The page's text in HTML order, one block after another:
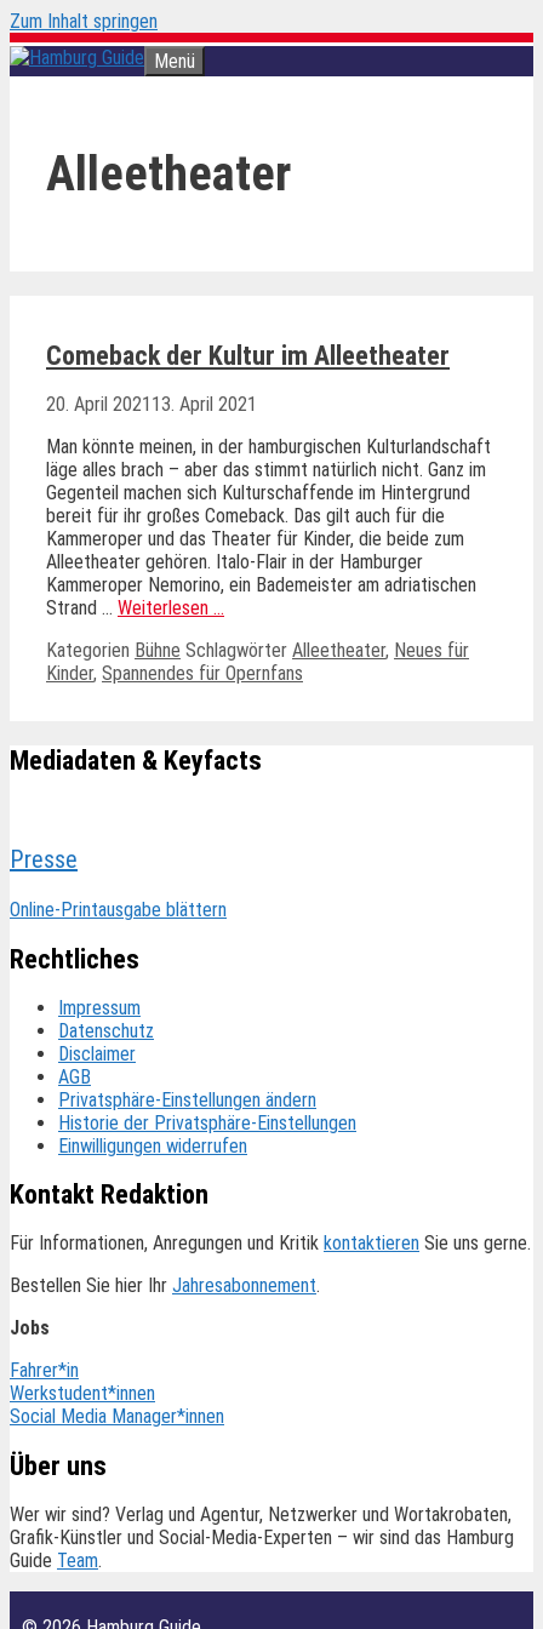
Zum Inhalt springen
Menü
Alleetheater
Comeback der Kultur im Alleetheater
20. April 2021 13. April 2021
Man könnte meinen, in der hamburgischen Kulturlandschaft
läge alles brach – aber das stimmt natürlich nicht. Ganz im
Gegenteil machen sich Kulturschaffende im Hintergrund
bereit für ihr großes Comeback. Das gilt auch für die
Kammeroper und das Theater für Kinder, die beide zum
Alleetheater gehören. Italo-Flair in der Hamburger
Kammeroper Nemorino, ein Bademeister am adriatischen
Strand … Weiterlesen …
Kategorien Bühne Schlagwörter Alleetheater, Neues für
Kinder, Spannendes für Opernfans
Mediadaten & Keyfacts
Presse
Online-Printausgabe blättern
Rechtliches
Impressum
Datenschutz
Disclaimer
AGB
Privatsphäre-Einstellungen ändern
Historie der Privatsphäre-Einstellungen
Einwilligungen widerrufen
Kontakt Redaktion
Für Informationen, Anregungen und Kritik kontaktieren Sie uns gerne.
Bestellen Sie hier Ihr Jahresabonnement.
Jobs
Fahrer*in
Werkstudent*innen
Social Media Manager*innen
Über uns
Wer wir sind? Verlag und Agentur, Netzwerker und Wortakrobaten,
Grafik-Künstler und Social-Media-Experten – wir sind das Hamburg
Guide Team.